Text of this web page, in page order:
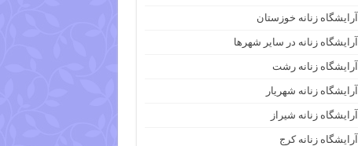
آرایشگاه زنانه خوزستان
آرایشگاه زنانه در سایر شهرها
آرایشگاه زنانه رشت
آرایشگاه زنانه شهریار
آرایشگاه زنانه شیراز
آرایشگاه زنانه کرج